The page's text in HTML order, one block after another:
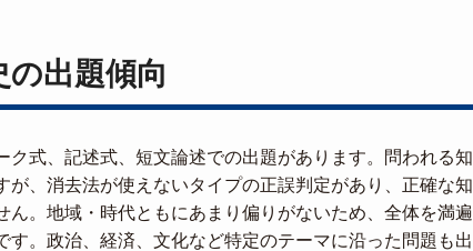
の出題傾向
ク式、記述式、短文論述での出題があります。問われる知
が、消去法が使えないタイプの正誤判定があり、正確な知
ん。地域・時代ともにあまり偏りがないため、全体を満遍
す。政治、経済、文化など特定のテーマに沿った問題も出